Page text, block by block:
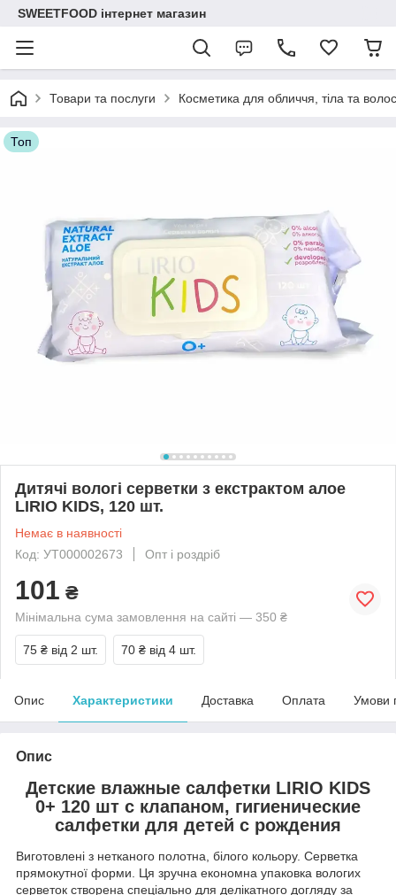
SWEETFOOD інтернет магазин
Товари та послуги Косметика для обличчя, тіла та
Топ
Дитячі вологі серветки з екстрактом алое
LIRIO KIDS, 120 шт.
Немає в наявності
Код: УТ000002673
Опт і роздріб
101 ₴
Мінімальна сума замовлення на сайті — 350 ₴
75 ₴ від 2 шт. 70 ₴ від 4 шт.
Опис Характеристики Доставка Оплата Умови
Опис
Детские влажные салфетки LIRIO KIDS
0+ 120 шт с клапаном, гигиенические
салфетки для детей с рождения
Виготовлені з нетканого полотна, білого кольору. Серветка
прямокутної форми. Ця зручна економна упаковка вологих
серветок створена спеціально для делікатного догляду за